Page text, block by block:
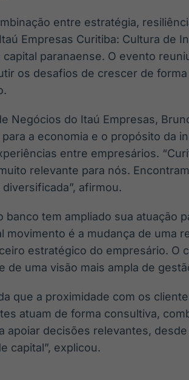
entre estratégia,
Empresas Curitiba: Cultura de
capital paranaense. O evento
os desafios de crescer de
Negócios do Itaú Empresas,
a economia e o propósito da
entre empresários.
relevante para nós.
afirmou.
banco tem ampliado sua atuação
movimento é a mudança de uma
estratégico do empresário. O
de uma visão mais ampla de
que a proximidade com os
atuam de forma consultiva,
apoiar decisões relevantes,
capital”, explicou.